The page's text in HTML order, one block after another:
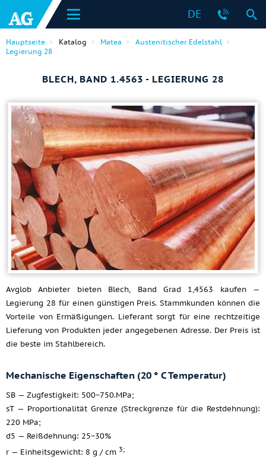
DE
Hauptseite Katalog Matea
Austenitischer Edelstahl
Legierung 28
BLECH, BAND 1.4563 - LEGIERUNG 28
Avglob Anbieter bieten Blech, Band Grad 1,4563 kaufen —
Legierung 28 für einen günstigen Preis. Stammkunden können die
Vorteile von Ermäßigungen. Lieferant sorgt für eine rechtzeitige
Lieferung von Produkten jeder angegebenen Adresse. Der Preis ist
die beste im Stahlbereich.
Mechanische Eigenschaften (20 ° C Temperatur)
SB — Zugfestigkeit: 500−750.MPa;
sT — Proportionalität Grenze (Streckgrenze für die Restdehnung):
220 MPa;
d5 — Reißdehnung: 25−30%
r — Einheitsgewicht: 8 g / cm 3;